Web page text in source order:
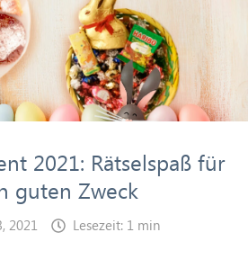
2021: Rätselspaß für
guten Zweck
2021 Lesezeit: 1 min